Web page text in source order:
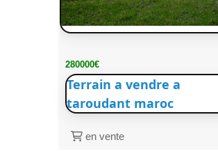
280000€
Terrain a vendre a
taroudant maroc
en vente